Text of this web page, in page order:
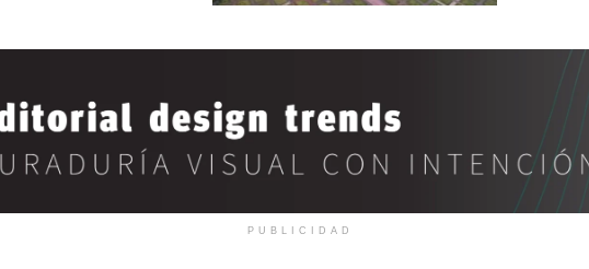
PUBLICIDAD